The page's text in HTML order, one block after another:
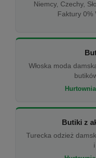
Niemcy, Czechy,
Faktury 0%
Włoska moda
Butiki z
Turecka odzież